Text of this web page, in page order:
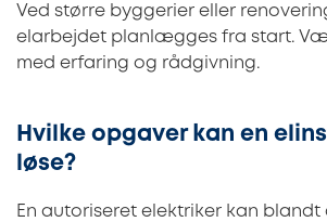
Ved større byggerier eller
elarbejdet planlægges fra start.
med erfaring og rådgivning.
Hvilke opgaver kan en
løse?
En autoriseret elektriker kan